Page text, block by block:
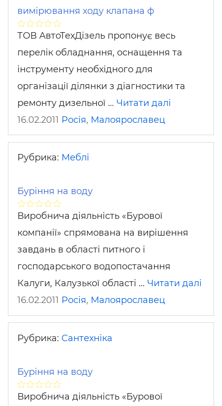
вимірювання ходу клапана ф
ТОВ АвтоТехДізель пропонує весь
перелік обладнання, оснащення та
інструменту необхідного для
організації ділянки з діагностики та
ремонту дизельної … Читати далі
16.02.2011 Росія, Малоярославец
Рубрика: Меблі
Буріння на воду
Виробнича діяльність «Бурової
компанії» спрямована на вирішення
завдань в області питного і
господарського водопостачання
Калуги, Калузької області … Читати далі
16.02.2011 Росія, Малоярославец
Рубрика: Сантехніка
Буріння на воду
Виробнича діяльність «Бурової